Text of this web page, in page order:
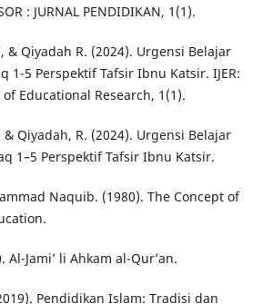
: JURNAL PENDIDIKAN, 1(1).
& Qiyadah R. (2024). Urgensi Belajar
1-5 Perspektif Tafsir Ibnu Katsir. IJER:
Educational Research, 1(1).
Qiyadah, R. (2024). Urgensi Belajar
1–5 Perspektif Tafsir Ibnu Katsir.
Naquib. (1980). The Concept of
Jami’ li Ahkam al-Qur’an.
Pendidikan Islam: Tradisi dan